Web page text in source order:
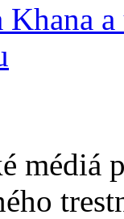
médiá